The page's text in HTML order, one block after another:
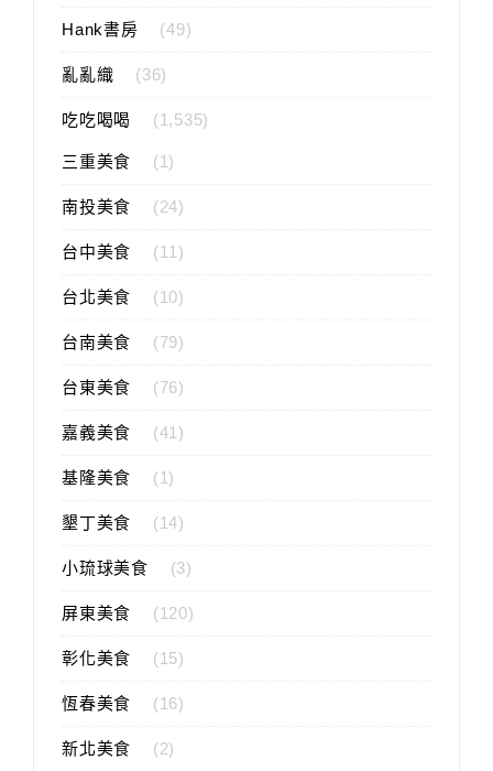
Hank書房 (49)
亂亂織 (36)
吃吃喝喝 (1,535)
三重美食 (1)
南投美食 (24)
台中美食 (11)
台北美食 (10)
台南美食 (79)
台東美食 (76)
嘉義美食 (41)
基隆美食 (1)
墾丁美食 (14)
小琉球美食 (3)
屏東美食 (120)
彰化美食 (15)
恆春美食 (16)
新北美食 (2)